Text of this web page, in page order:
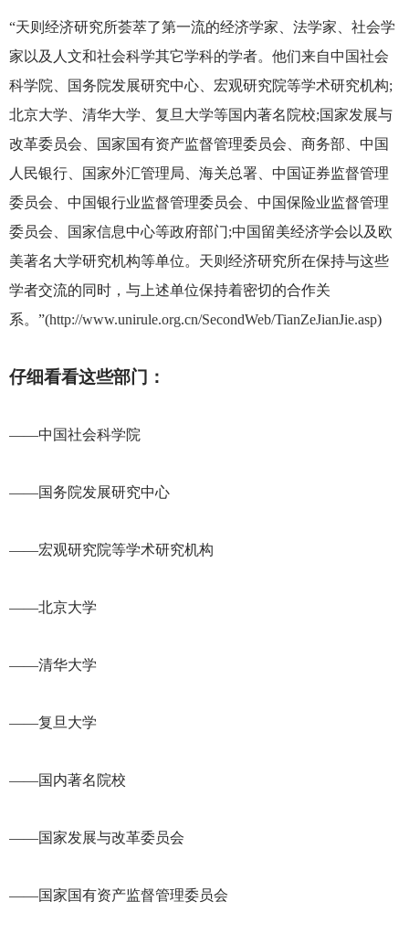
“天则经济研究所荟萃了第一流的经济学家、法学家、社会学
家以及人文和社会科学其它学科的学者。他们来自中国社会
科学院、国务院发展研究中心、宏观研究院等学术研究机构;
北京大学、清华大学、复旦大学等国内著名院校;国家发展与
改革委员会、国家国有资产监督管理委员会、商务部、中国
人民银行、国家外汇管理局、海关总署、中国证券监督管理
委员会、中国银行业监督管理委员会、中国保险业监督管理
委员会、国家信息中心等政府部门;中国留美经济学会以及欧
美著名大学研究机构等单位。天则经济研究所在保持与这些
学者交流的同时，与上述单位保持着密切的合作关
系。”(http://www.unirule.org.cn/SecondWeb/TianZeJianJie.asp)
仔细看看这些部门：
——中国社会科学院
——国务院发展研究中心
——宏观研究院等学术研究机构
——北京大学
——清华大学
——复旦大学
——国内著名院校
——国家发展与改革委员会
——国家国有资产监督管理委员会